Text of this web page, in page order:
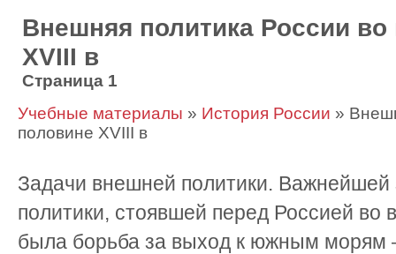
Внешняя политика России
XVIII в
Страница 1
Учебные материалы » История России »
половине XVIII в
Задачи внешней политики.
политики, стоявшей перед Россией во
была борьба за выход к южным